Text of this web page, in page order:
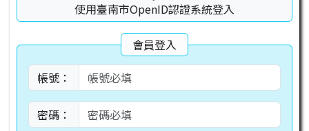
使用臺南市OpenID認證系統登入
會員登入
帳號：
密碼：